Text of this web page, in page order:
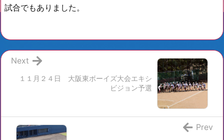
試合でもありました。
１１月２４日 大阪東ボーイズ大会エキシ
ビジョン予選
Next
Prev